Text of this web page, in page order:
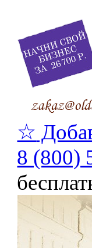
☆
8 (800)